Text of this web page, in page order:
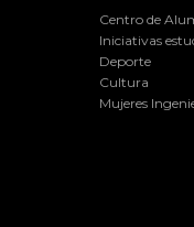
Centro de
Iniciativas
Deporte
Cultura
Mujeres